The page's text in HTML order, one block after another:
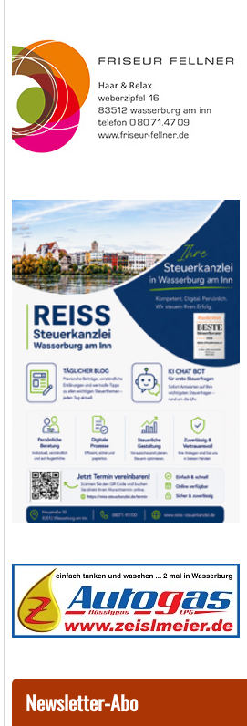
Newsletter-Abo